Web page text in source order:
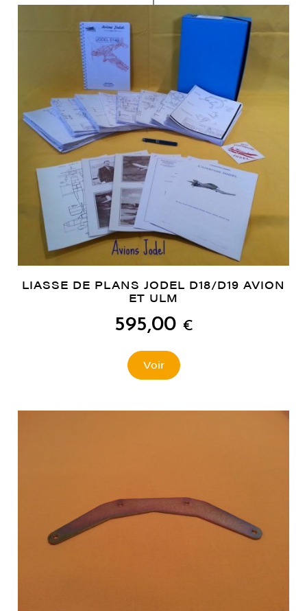
LIASSE DE PLANS JODEL D18/D19 AVION
ET ULM
595,00 €
Voir